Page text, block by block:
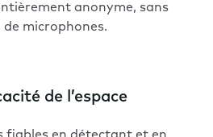
anonyme, sans
microphones.
de l’espace